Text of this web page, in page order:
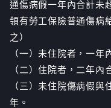
通傷病假一年內合計未
領有勞工保險普通傷病
之）
（一）未住院者，一年
（二）住院者，二年內
（三）未住院傷病假
年。